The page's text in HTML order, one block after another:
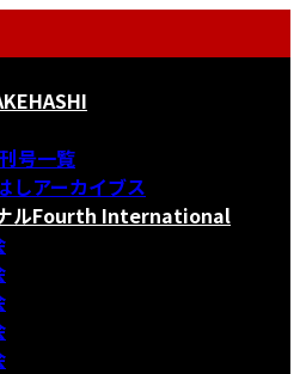
号一覧
しアーカイブス
ルFourth International